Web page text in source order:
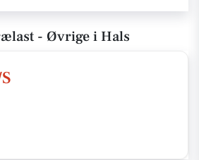
- Øvrige i Hals